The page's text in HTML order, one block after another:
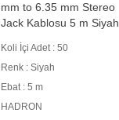
mm to 6.35 mm Stereo
Jack Kablosu 5 m Siyah
Koli İçi Adet : 50
Renk : Siyah
Ebat : 5 m
HADRON